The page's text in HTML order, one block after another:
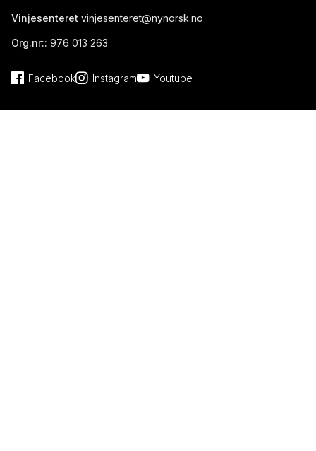
Vinjesenteret vinjesenteret@nynorsk.no
Org.nr:: 976 013 263
Facebook Instagram Youtube